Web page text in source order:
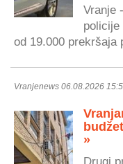
Vranje
od 19.000 prekršaja
Vranjenews 06.08.2026
»
Drugi